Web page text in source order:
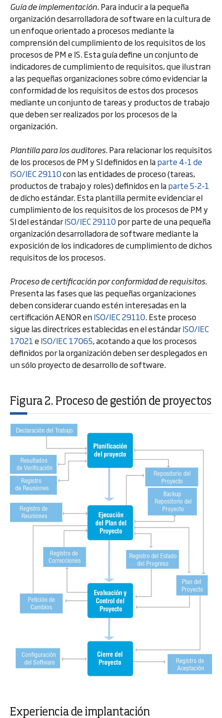
Guía de implementación. Para inducir a la pequeña
organización desarrolladora de software en la cultura de
un enfoque orientado a procesos mediante la
comprensión del cumplimiento de los requisitos de los
procesos de PM e IS. Esta guía define un conjunto de
indicadores de cumplimiento de requisitos, que ilustran
a las pequeñas organizaciones sobre cómo evidenciar la
conformidad de los requisitos de estos dos procesos
mediante un conjunto de tareas y productos de trabajo
que deben ser realizados por los procesos de la
organización.
Plantilla para los auditores. Para relacionar los requisitos
de los procesos de PM y SI definidos en laparte 4-1 de
ISO/IEC 29110con las entidades de proceso (tareas,
productos de trabajo y roles) definidos en laparte 5-2-1
de dicho estándar. Esta plantilla permite evidenciar el
cumplimiento de los requisitos de los procesos de PM y
SI del estándarISO/IEC 29110por parte de una pequeña
organización desarrolladora de software mediante la
exposición de los indicadores de cumplimiento de dichos
requisitos de los procesos.
Proceso de certificación por conformidad de requisitos.
Presenta las fases que las pequeñas organizaciones
deben considerar cuando estén interesadas en la
certificación AENOR enISO/IEC 29110. Este proceso
sigue las directrices establecidas en el estándarISO/IEC
17021eISO/IEC 17065, acotando a que los procesos
definidos por la organización deben ser desplegados en
un sólo proyecto de desarrollo de software.
Figura 2. Proceso de gestión de proyectos
Experiencia de implantación